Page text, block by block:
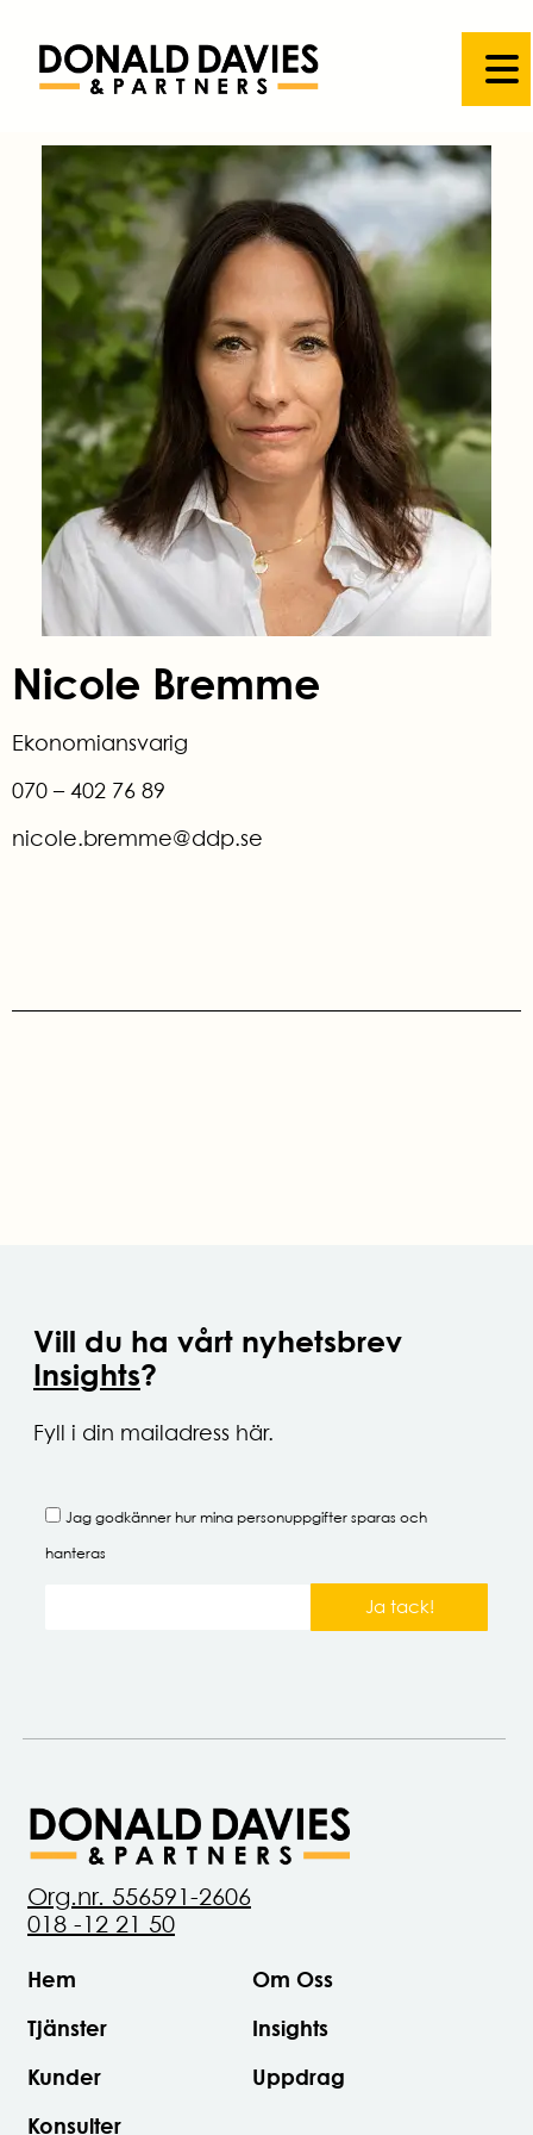
Nicole Bremme
Ekonomiansvarig
070 – 402 76 89
nicole.bremme@ddp.se
Vill du ha vårt nyhetsbrev
Insights?
Fyll i din mailadress här.
Jag godkänner hur mina personuppgifter sparas och
hanteras
Ja tack!
Org.nr. 556591-2606
018 -12 21 50
Hem
Tjänster
Kunder
Konsulter
Om Oss
Insights
Uppdrag